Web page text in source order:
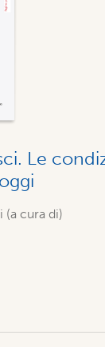
Le
(a cura di)